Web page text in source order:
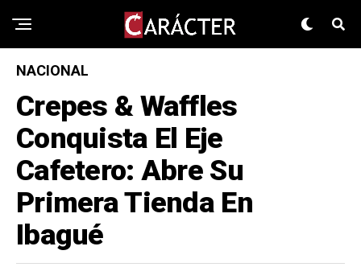
NACIONAL
Crepes & Waffles
Conquista El Eje
Cafetero: Abre Su
Primera Tienda En
Ibagué